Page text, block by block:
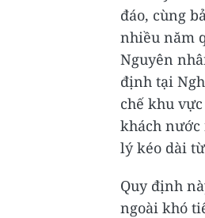
đáo, cùng
nhiều năm
Nguyên
định tại
chế khu
khách
lý kéo dài
Quy định
ngoài khó